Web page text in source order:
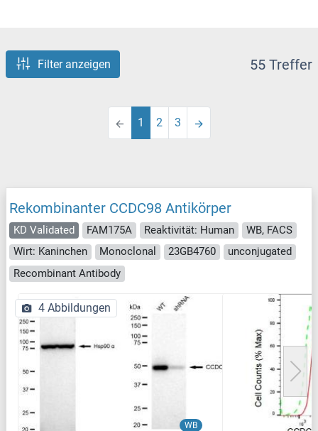
Filter anzeigen 55 Treffer
1 2 3
Rekombinanter CCDC98 Antikörper
KD Validated FAM175A Reaktivität: Human
WB, FACS
Wirt: Kaninchen
Monoclonal 23GB4760
unconjugated
Recombinant Antibody
WB
4 Abbildungen